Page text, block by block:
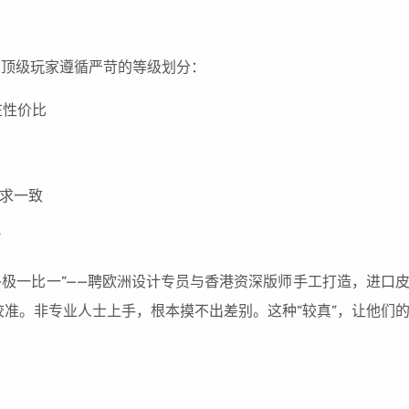
级玩家遵循严苛的等级划分：
价比
一致
一比一”——聘欧洲设计专员与香港资深版师手工打造，进口皮
。非专业人士上手，根本摸不出差别。这种“较真”，让他们的